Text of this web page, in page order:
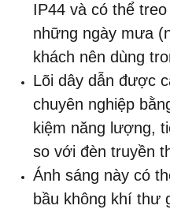
IP44 và có thể
những ngày mưa
khách nên dùng
Lõi dây dẫn được
chuyên nghiệp
kiệm năng lượng,
so với đèn truyền
Ánh sáng này có
bầu không khí thư